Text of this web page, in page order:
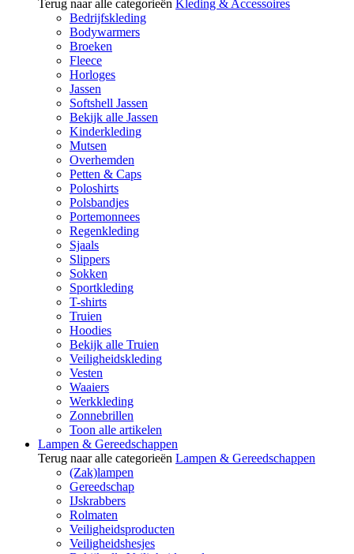
Terug naar alle categorieën Kleding & Accessoires
Bedrijfskleding
Bodywarmers
Broeken
Fleece
Horloges
Jassen
Softshell Jassen
Bekijk alle Jassen
Kinderkleding
Mutsen
Overhemden
Petten & Caps
Poloshirts
Polsbandjes
Portemonnees
Regenkleding
Sjaals
Slippers
Sokken
Sportkleding
T-shirts
Truien
Hoodies
Bekijk alle Truien
Veiligheidskleding
Vesten
Waaiers
Werkkleding
Zonnebrillen
Toon alle artikelen
Lampen & Gereedschappen
Terug naar alle categorieën Lampen & Gereedschappen
(Zak)lampen
Gereedschap
IJskrabbers
Rolmaten
Veiligheidsproducten
Veiligheidshesjes